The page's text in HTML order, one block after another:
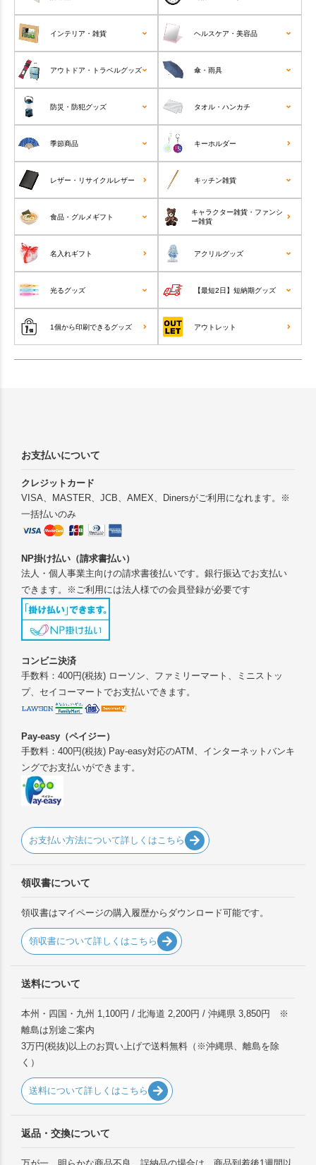
インテリア・雑貨 ヘルスケア・美容品
アウトドア・トラベルグッズ 傘・雨具
防災・防犯グッズ タオル・ハンカチ
季節商品 キーホルダー
レザー・リサイクルレザー キッチン雑貨
食品・グルメギフト
キャラクター雑貨・ファンシ
ー雑貨
名入れギフト アクリルグッズ
光るグッズ 【最短2日】短納期グッズ
1個から印刷できるグッズ アウトレット
お支払いについて
クレジットカード
VISA、MASTER、JCB、AMEX、Dinersがご利用になれます。※
一括払いのみ
NP掛け払い（請求書払い）
法人・個人事業主向けの請求書後払いです。銀行振込でお支払い
できます。※ご利用には法人様での会員登録が必要です
コンビニ決済
手数料：400円(税抜) ローソン、ファミリーマート、ミニストッ
プ、セイコーマートでお支払いできます。
Pay-easy（ペイジー）
手数料：400円(税抜) Pay-easy対応のATM、インターネットバンキ
ングでお支払いができます。
お支払い方法について詳しくはこちら
領収書について
領収書はマイページの購入履歴からダウンロード可能です。
領収書について詳しくはこちら
送料について
本州・四国・九州 1,100円 / 北海道 2,200円 / 沖縄県 3,850円 ※
離島は別途ご案内
3万円(税抜)以上のお買い上げで送料無料（※沖縄県、離島を除
く）
送料について詳しくはこちら
返品・交換について